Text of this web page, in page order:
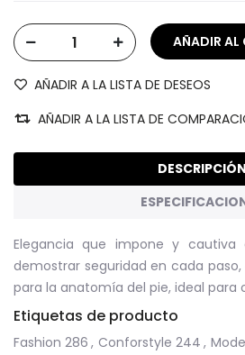
AÑADIR A LA LISTA DE DESEOS
AÑADIR A LA LISTA DE
DESCRIPCIÓN
Elegancia que impone y cautiva
demostrar seguridad en cada
para la anatomía del pie, ideal para
Etiquetas de producto
Fashion 286 , Conforstyle 244 ,